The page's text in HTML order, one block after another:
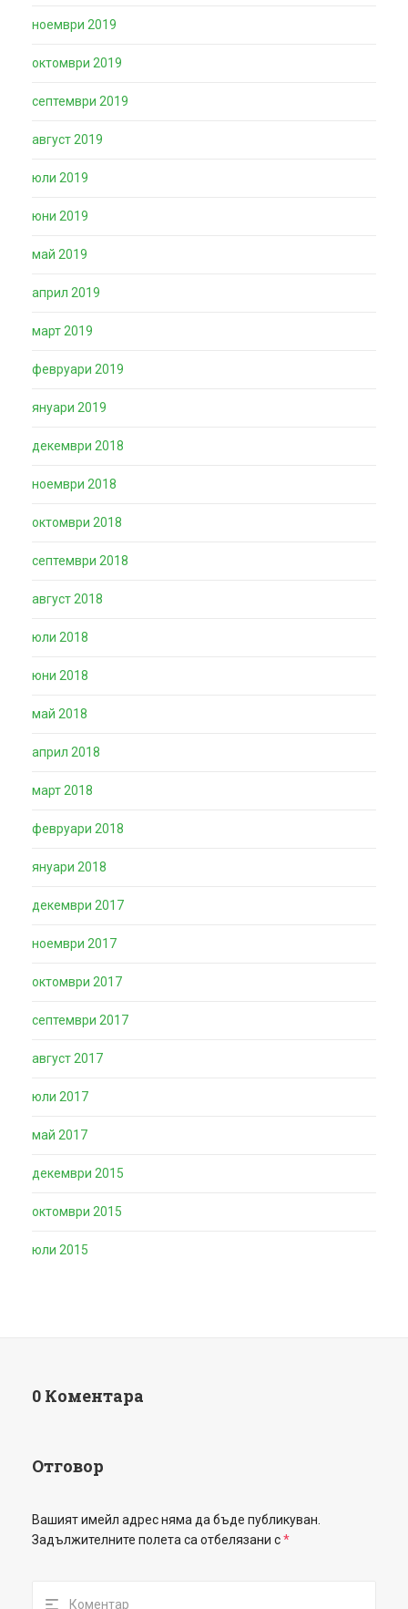
ноември 2019
октомври 2019
септември 2019
август 2019
юли 2019
юни 2019
май 2019
април 2019
март 2019
февруари 2019
януари 2019
декември 2018
ноември 2018
октомври 2018
септември 2018
август 2018
юли 2018
юни 2018
май 2018
април 2018
март 2018
февруари 2018
януари 2018
декември 2017
ноември 2017
октомври 2017
септември 2017
август 2017
юли 2017
май 2017
декември 2015
октомври 2015
юли 2015
0 Коментара
Отговор
Вашият имейл адрес няма да бъде публикуван.
Задължителните полета са отбелязани с*